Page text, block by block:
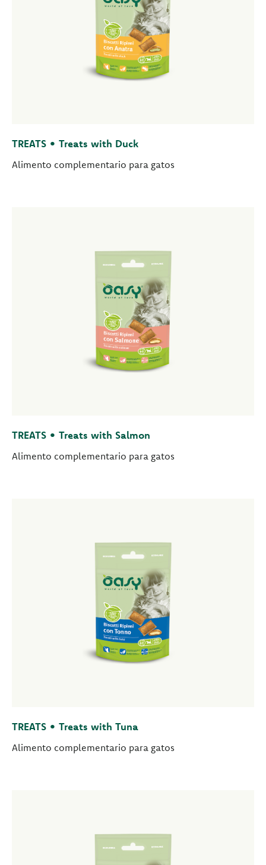
TREATS • Treats with Duck
Alimento complementario para gatos
TREATS • Treats with Salmon
Alimento complementario para gatos
TREATS • Treats with Tuna
Alimento complementario para gatos